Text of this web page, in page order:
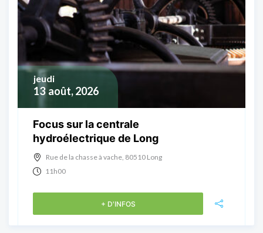
13 août, 2026
jeudi
Focus sur la centrale
hydroélectrique de Long
Rue de la chasse à vache, 80510 Long
11h00
+ D'INFOS